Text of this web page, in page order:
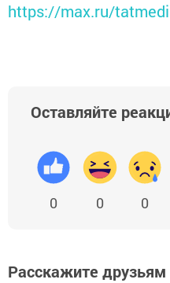
https://max.ru/
Оставляйте
0 0 0
Расскажите друзьям